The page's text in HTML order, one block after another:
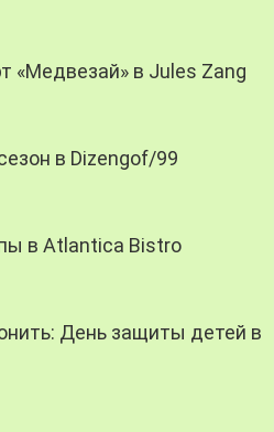
«Медвезай» в Jules Zang
в Dizengof/99
в Atlantica Bistro
День защиты детей в